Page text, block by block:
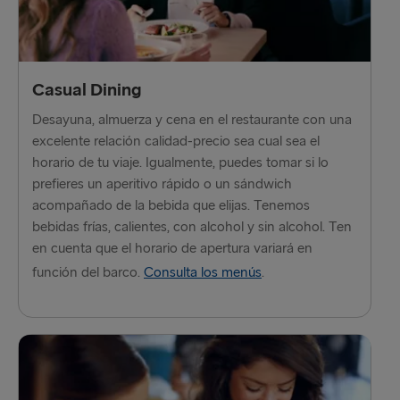
Hook of Holland → Harwich
Karlskrona → Gdynia
Kiel → Gothenburg
Liepāja → Travemünde
Liverpool → Belfast
Nynäshamn → Ventspils
Rosslare → Fishguard
Rostock → Trelleborg
Travemünde → Liepāja
Ventspils → Nynäshamn
Casual Dining
Desayuna, almuerza y cena en el restaurante con una
excelente relación calidad-precio sea cual sea el
horario de tu viaje. Igualmente, puedes tomar si lo
prefieres un aperitivo rápido o un sándwich
acompañado de la bebida que elijas. Tenemos
bebidas frías, calientes, con alcohol y sin alcohol. Ten
en cuenta que el horario de apertura variará en
función del barco. Consulta los menús.